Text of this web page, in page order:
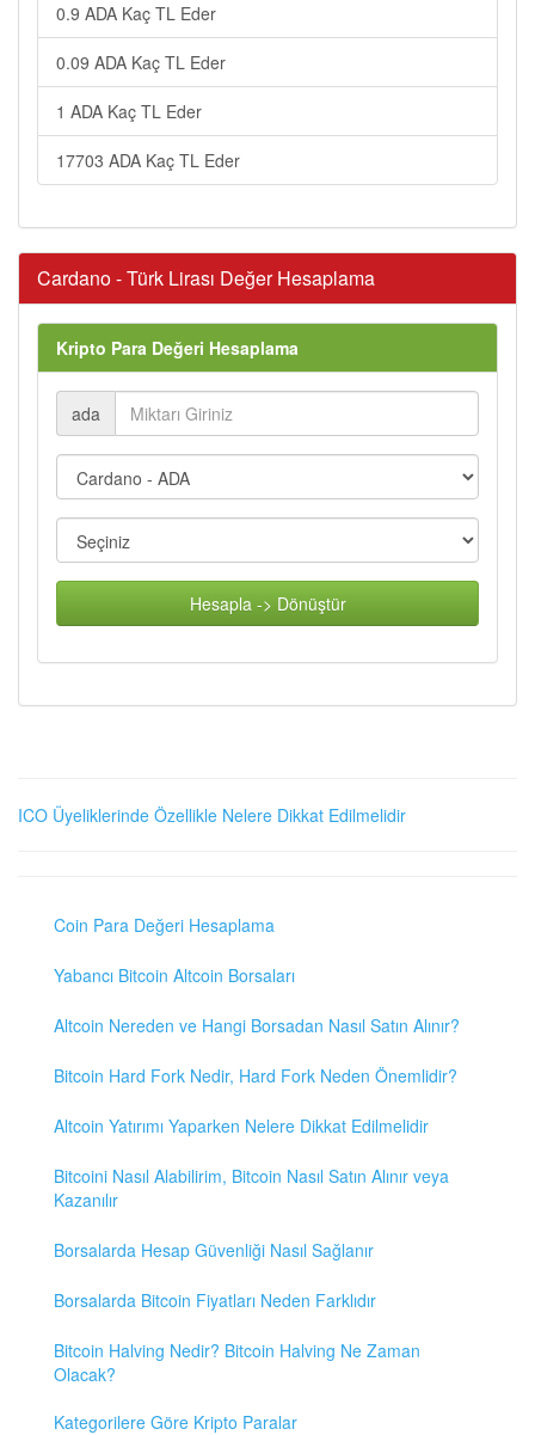
0.9 ADA Kaç TL Eder
0.09 ADA Kaç TL Eder
1 ADA Kaç TL Eder
17703 ADA Kaç TL Eder
Cardano - Türk Lirası Değer Hesaplama
Kripto Para Değeri Hesaplama
ada
Hesapla -> Dönüştür
ICO Üyeliklerinde Özellikle Nelere Dikkat Edilmelidir
Coin Para Değeri Hesaplama
Yabancı Bitcoin Altcoin Borsaları
Altcoin Nereden ve Hangi Borsadan Nasıl Satın Alınır?
Bitcoin Hard Fork Nedir, Hard Fork Neden Önemlidir?
Altcoin Yatırımı Yaparken Nelere Dikkat Edilmelidir
Bitcoini Nasıl Alabilirim, Bitcoin Nasıl Satın Alınır veya
Kazanılır
Borsalarda Hesap Güvenliği Nasıl Sağlanır
Borsalarda Bitcoin Fiyatları Neden Farklıdır
Bitcoin Halving Nedir? Bitcoin Halving Ne Zaman
Olacak?
Kategorilere Göre Kripto Paralar